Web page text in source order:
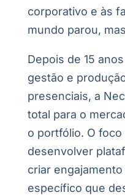
corporativo e às
mundo parou,
Depois de 15
gestão e
presenciais, a
total para o
o portfólio. O
desenvolver
criar
específico que